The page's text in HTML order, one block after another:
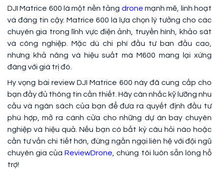
DJI Matrice 600 là một nền tảng drone mạnh mẽ, linh hoạt
và đáng tin cậy. Matrice 600 là lựa chọn lý tưởng cho các
chuyên gia trong lĩnh vực điện ảnh, truyền hình, khảo sát
và công nghiệp. Mặc dù chi phí đầu tư ban đầu cao,
nhưng khả năng và hiệu suất mà M600 mang lại xứng
đáng với giá trị đó.
Hy vọng bài review DJI Matrice 600 này đã cung cấp cho
bạn đầy đủ thông tin cần thiết. Hãy cân nhắc kỹ lưỡng nhu
cầu và ngân sách của bạn để đưa ra quyết định đầu tư
phù hợp, mở ra cánh cửa cho những dự án bay chuyên
nghiệp và hiệu quả. Nếu bạn có bất kỳ câu hỏi nào hoặc
cần tư vấn chi tiết hơn, đừng ngần ngại liên hệ với đội ngũ
chuyên gia củaReviewDrone , chúng tôi luôn sẵn lòng hỗ
trợ!